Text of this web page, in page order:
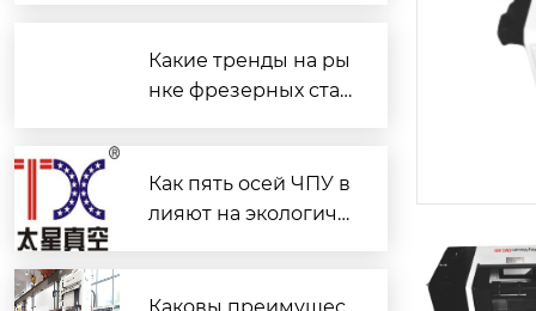
Какие тренды на ры
нке фрезерных ста
Как пять осей ЧПУ в
лияют на экологиче